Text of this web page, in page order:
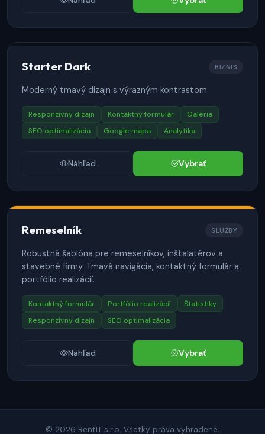
Starter Dark BIZNIS
Moderný tmavý dizajn s výrazným kontrastom
Responzívny dizajn Kontaktný formulár
Galéria
SEO optimalizácia
Google mapa Analytika
Náhľad Vybrať
Remeselník SLUŽBY
Robustná šablóna pre remeselníkov, inštalatérov a
stavebné firmy. Tmavá navigácia, kontaktný formulár a
portfólio realizácií.
Kontaktný formulár Portfólio realizácií
Štatistiky
Responzívny dizajn
SEO optimalizácia
Náhľad Vybrať
© 2026 RentIT s.r.o. Všetky práva vyhradené.